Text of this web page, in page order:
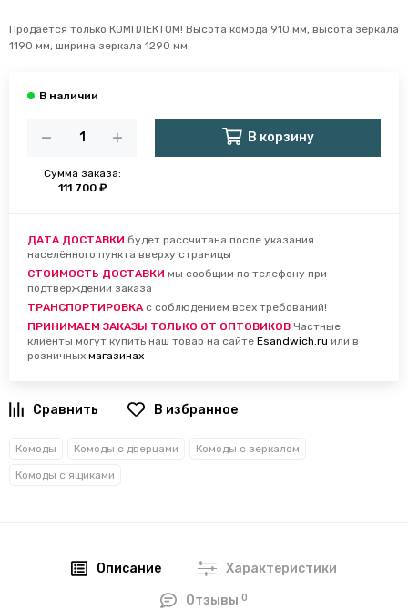
Продается только КОМПЛЕКТОМ! Высота комода 910 мм, высота зеркала
1190 мм, ширина зеркала 1290 мм.
Сумма заказа:
111 700 ₽
В корзину
ДАТА ДОСТАВКИ будет рассчитана после указания
населённого пункта вверху страницы
СТОИМОСТЬ ДОСТАВКИ мы сообщим по телефону при
подтверждении заказа
ТРАНСПОРТИРОВКА с соблюдением всех требований!
ПРИНИМАЕМ ЗАКАЗЫ ТОЛЬКО ОТ ОПТОВИКОВ Частные
клиенты могут купить наш товар на сайте Esandwich.ru или в
розничных магазинах
В избранное
Комоды Комоды с дверцами Комоды с зеркалом
Комоды с ящиками
Описание Характеристики
Отзывы0